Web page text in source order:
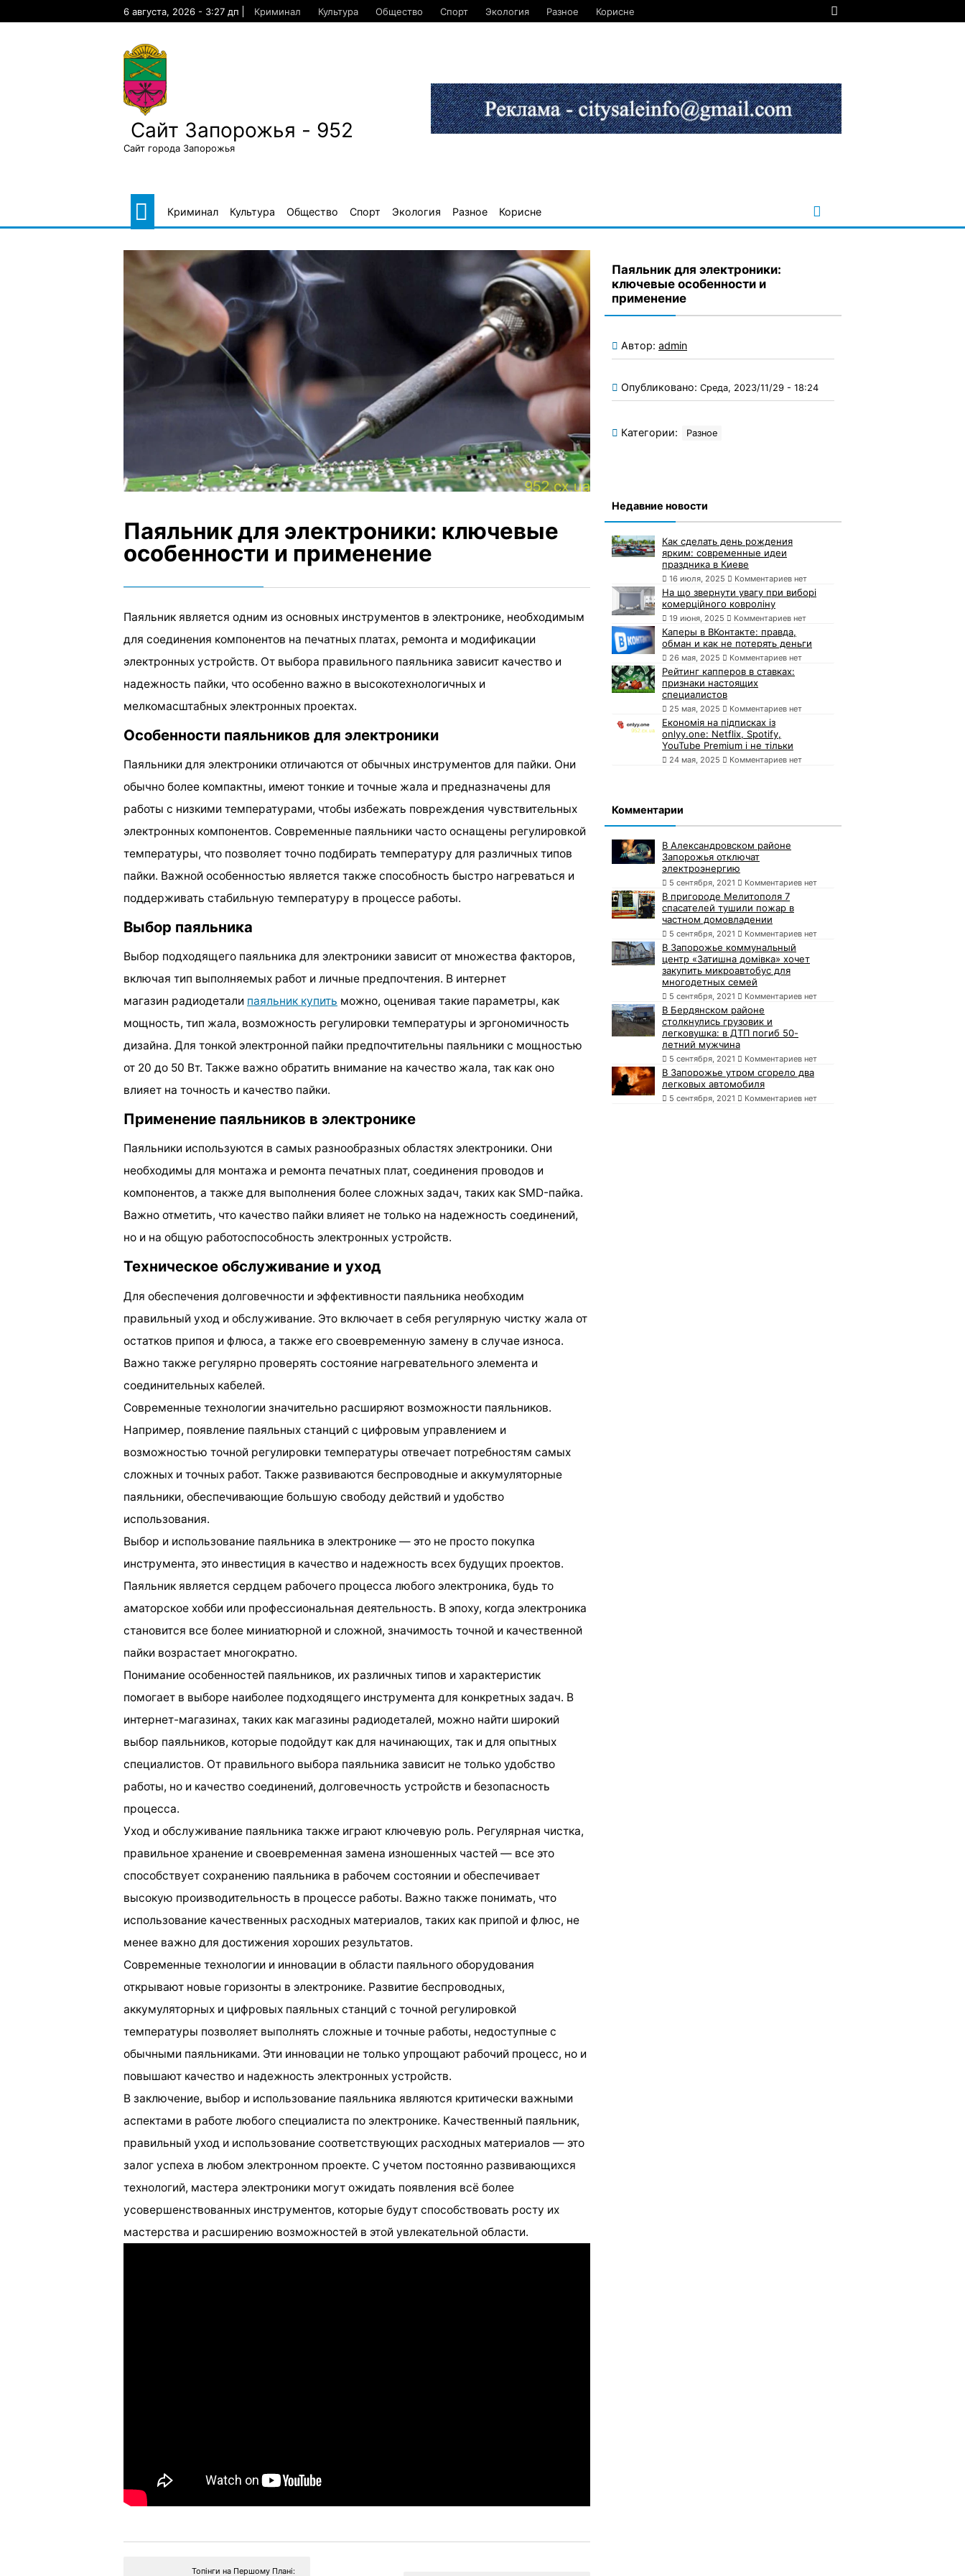
6 августа, 2026 - 3:27 дп Криминал Культура Общество Спорт Экология Разное Корисне
Сайт Запорожья - 952
Сайт города Запорожья
Криминал Культура Общество Спорт Экология Разное Корисне
Паяльник для электроники: ключевые
особенности и применение
Паяльник является одним из основных инструментов в электронике, необходимым
для соединения компонентов на печатных платах, ремонта и модификации
электронных устройств. От выбора правильного паяльника зависит качество и
надежность пайки, что особенно важно в высокотехнологичных и
мелкомасштабных электронных проектах.
Особенности паяльников для электроники
Паяльники для электроники отличаются от обычных инструментов для пайки. Они
обычно более компактны, имеют тонкие и точные жала и предназначены для
работы с низкими температурами, чтобы избежать повреждения чувствительных
электронных компонентов. Современные паяльники часто оснащены регулировкой
температуры, что позволяет точно подбирать температуру для различных типов
пайки. Важной особенностью является также способность быстро нагреваться и
поддерживать стабильную температуру в процессе работы.
Выбор паяльника
Выбор подходящего паяльника для электроники зависит от множества факторов,
включая тип выполняемых работ и личные предпочтения. В интернет
магазин радиодетали паяльник купить можно, оценивая такие параметры, как
мощность, тип жала, возможность регулировки температуры и эргономичность
дизайна. Для тонкой электронной пайки предпочтительны паяльники с мощностью
от 20 до 50 Вт. Также важно обратить внимание на качество жала, так как оно
влияет на точность и качество пайки.
Применение паяльников в электронике
Паяльники используются в самых разнообразных областях электроники. Они
необходимы для монтажа и ремонта печатных плат, соединения проводов и
компонентов, а также для выполнения более сложных задач, таких как SMD-пайка.
Важно отметить, что качество пайки влияет не только на надежность соединений,
но и на общую работоспособность электронных устройств.
Техническое обслуживание и уход
Для обеспечения долговечности и эффективности паяльника необходим
правильный уход и обслуживание. Это включает в себя регулярную чистку жала от
остатков припоя и флюса, а также его своевременную замену в случае износа.
Важно также регулярно проверять состояние нагревательного элемента и
соединительных кабелей.
Современные технологии значительно расширяют возможности паяльников.
Например, появление паяльных станций с цифровым управлением и
возможностью точной регулировки температуры отвечает потребностям самых
сложных и точных работ. Также развиваются беспроводные и аккумуляторные
паяльники, обеспечивающие большую свободу действий и удобство
использования.
Выбор и использование паяльника в электронике — это не просто покупка
инструмента, это инвестиция в качество и надежность всех будущих проектов.
Паяльник является сердцем рабочего процесса любого электроника, будь то
аматорское хобби или профессиональная деятельность. В эпоху, когда электроника
становится все более миниатюрной и сложной, значимость точной и качественной
пайки возрастает многократно.
Понимание особенностей паяльников, их различных типов и характеристик
помогает в выборе наиболее подходящего инструмента для конкретных задач. В
интернет-магазинах, таких как магазины радиодеталей, можно найти широкий
выбор паяльников, которые подойдут как для начинающих, так и для опытных
специалистов. От правильного выбора паяльника зависит не только удобство
работы, но и качество соединений, долговечность устройств и безопасность
процесса.
Уход и обслуживание паяльника также играют ключевую роль. Регулярная чистка,
правильное хранение и своевременная замена изношенных частей — все это
способствует сохранению паяльника в рабочем состоянии и обеспечивает
высокую производительность в процессе работы. Важно также понимать, что
использование качественных расходных материалов, таких как припой и флюс, не
менее важно для достижения хороших результатов.
Современные технологии и инновации в области паяльного оборудования
открывают новые горизонты в электронике. Развитие беспроводных,
аккумуляторных и цифровых паяльных станций с точной регулировкой
температуры позволяет выполнять сложные и точные работы, недоступные с
обычными паяльниками. Эти инновации не только упрощают рабочий процесс, но и
повышают качество и надежность электронных устройств.
В заключение, выбор и использование паяльника являются критически важными
аспектами в работе любого специалиста по электронике. Качественный паяльник,
правильный уход и использование соответствующих расходных материалов — это
залог успеха в любом электронном проекте. С учетом постоянно развивающихся
технологий, мастера электроники могут ожидать появления всё более
усовершенствованных инструментов, которые будут способствовать росту их
мастерства и расширению возможностей в этой увлекательной области.
Топінги на Першому Плані:
Паяльник для электроники:
ключевые особенности и
применение
Автор: admin
Опубликовано: Среда, 2023/11/29 - 18:24
Категории: Разное
Недавние новости
Как сделать день рождения
ярким: современные идеи
праздника в Киеве
16 июля, 2025 Комментариев нет
На що звернути увагу при виборі
комерційного ковроліну
19 июня, 2025 Комментариев нет
Каперы в ВКонтакте: правда,
обман и как не потерять деньги
26 мая, 2025 Комментариев нет
Рейтинг капперов в ставках:
признаки настоящих
специалистов
25 мая, 2025 Комментариев нет
Економія на підписках із
onlyy.one: Netflix, Spotify,
YouTube Premium і не тільки
24 мая, 2025 Комментариев нет
Комментарии
В Александровском районе
Запорожья отключат
электроэнергию
5 сентября, 2021 Комментариев нет
В пригороде Мелитополя 7
спасателей тушили пожар в
частном домовладении
5 сентября, 2021 Комментариев нет
В Запорожье коммунальный
центр «Затишна домівка» хочет
закупить микроавтобус для
многодетных семей
5 сентября, 2021 Комментариев нет
В Бердянском районе
столкнулись грузовик и
легковушка: в ДТП погиб 50-
летний мужчина
5 сентября, 2021 Комментариев нет
В Запорожье утром сгорело два
легковых автомобиля
5 сентября, 2021 Комментариев нет